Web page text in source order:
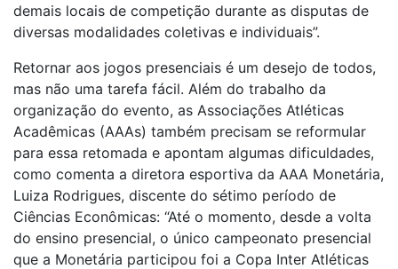
demais locais de competição durante as disputas de
diversas modalidades coletivas e individuais”.
Retornar aos jogos presenciais é um desejo de todos,
mas não uma tarefa fácil. Além do trabalho da
organização do evento, as Associações Atléticas
Acadêmicas (AAAs) também precisam se reformular
para essa retomada e apontam algumas dificuldades,
como comenta a diretora esportiva da AAA Monetária,
Luiza Rodrigues, discente do sétimo período de
Ciências Econômicas: “Até o momento, desde a volta
do ensino presencial, o único campeonato presencial
que a Monetária participou foi a Copa Inter Atléticas